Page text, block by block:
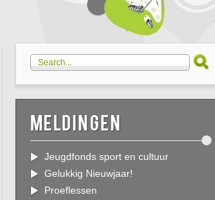
Meldingen
Jeugdfonds sport en cultuur
Gelukkig Nieuwjaar!
Proeflessen